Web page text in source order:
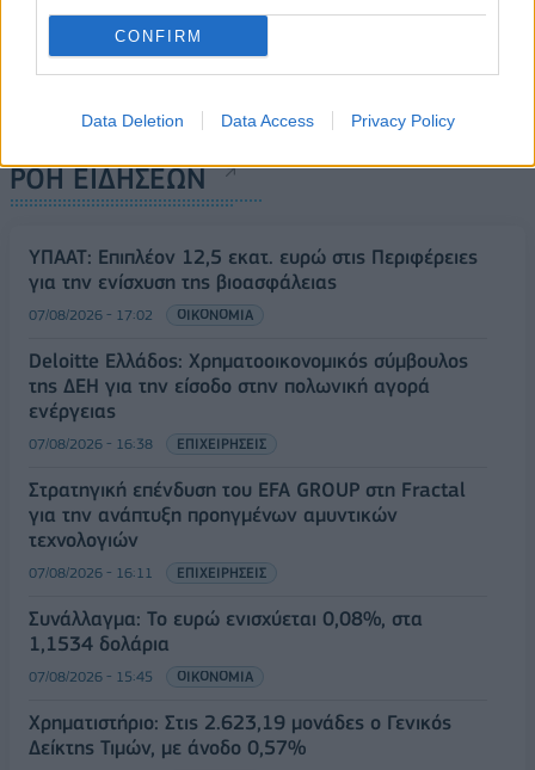
CONFIRM
Data Deletion Data Access Privacy Policy
ΡΟΗ ΕΙΔΗΣΕΩΝ
ΥΠΑΑΤ: Επιπλέον 12,5 εκατ. ευρώ στις Περιφέρειες
για την ενίσχυση της βιοασφάλειας
07/08/2026 - 17:02 ΟΙΚΟΝΟΜΙΑ
Deloitte Ελλάδος: Χρηματοοικονομικός σύμβουλος
της ΔΕΗ για την είσοδο στην πολωνική αγορά
ενέργειας
07/08/2026 - 16:38 ΕΠΙΧΕΙΡΗΣΕΙΣ
Στρατηγική επένδυση του EFA GROUP στη Fractal
για την ανάπτυξη προηγμένων αμυντικών
τεχνολογιών
07/08/2026 - 16:11 ΕΠΙΧΕΙΡΗΣΕΙΣ
Συνάλλαγμα: Το ευρώ ενισχύεται 0,08%, στα
1,1534 δολάρια
07/08/2026 - 15:45 ΟΙΚΟΝΟΜΙΑ
Χρηματιστήριο: Στις 2.623,19 μονάδες ο Γενικός
Δείκτης Τιμών, με άνοδο 0,57%